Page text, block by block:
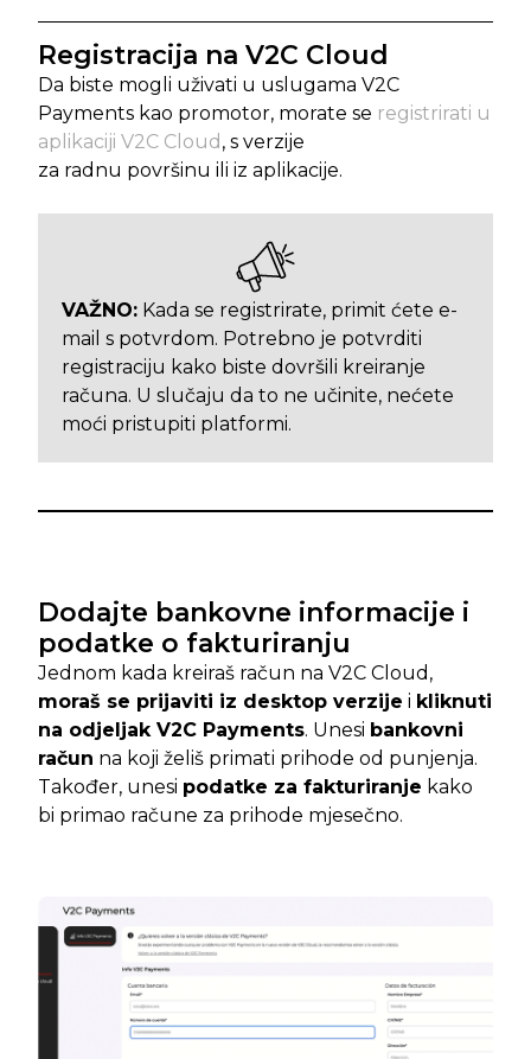
Registracija na V2C Cloud
Da biste mogli uživati u uslugama V2C
Payments kao promotor, morate se registrirati u
aplikaciji V2C Cloud , s verzije
za radnu površinu ili iz aplikacije.
VAŽNO: Kada se registrirate, primit ćete e-
mail s potvrdom. Potrebno je potvrditi
registraciju kako biste dovršili kreiranje
računa. U slučaju da to ne učinite, nećete
moći pristupiti platformi.
Dodajte bankovne informacije i
podatke o fakturiranju
Jednom kada kreiraš račun na V2C Cloud,
moraš se prijaviti iz desktop verzije i kliknuti
na odjeljak V2C Payments. Unesi bankovni
račun na koji želiš primati prihode od punjenja.
Također, unesi podatke za fakturiranje kako
bi primao račune za prihode mjesečno.